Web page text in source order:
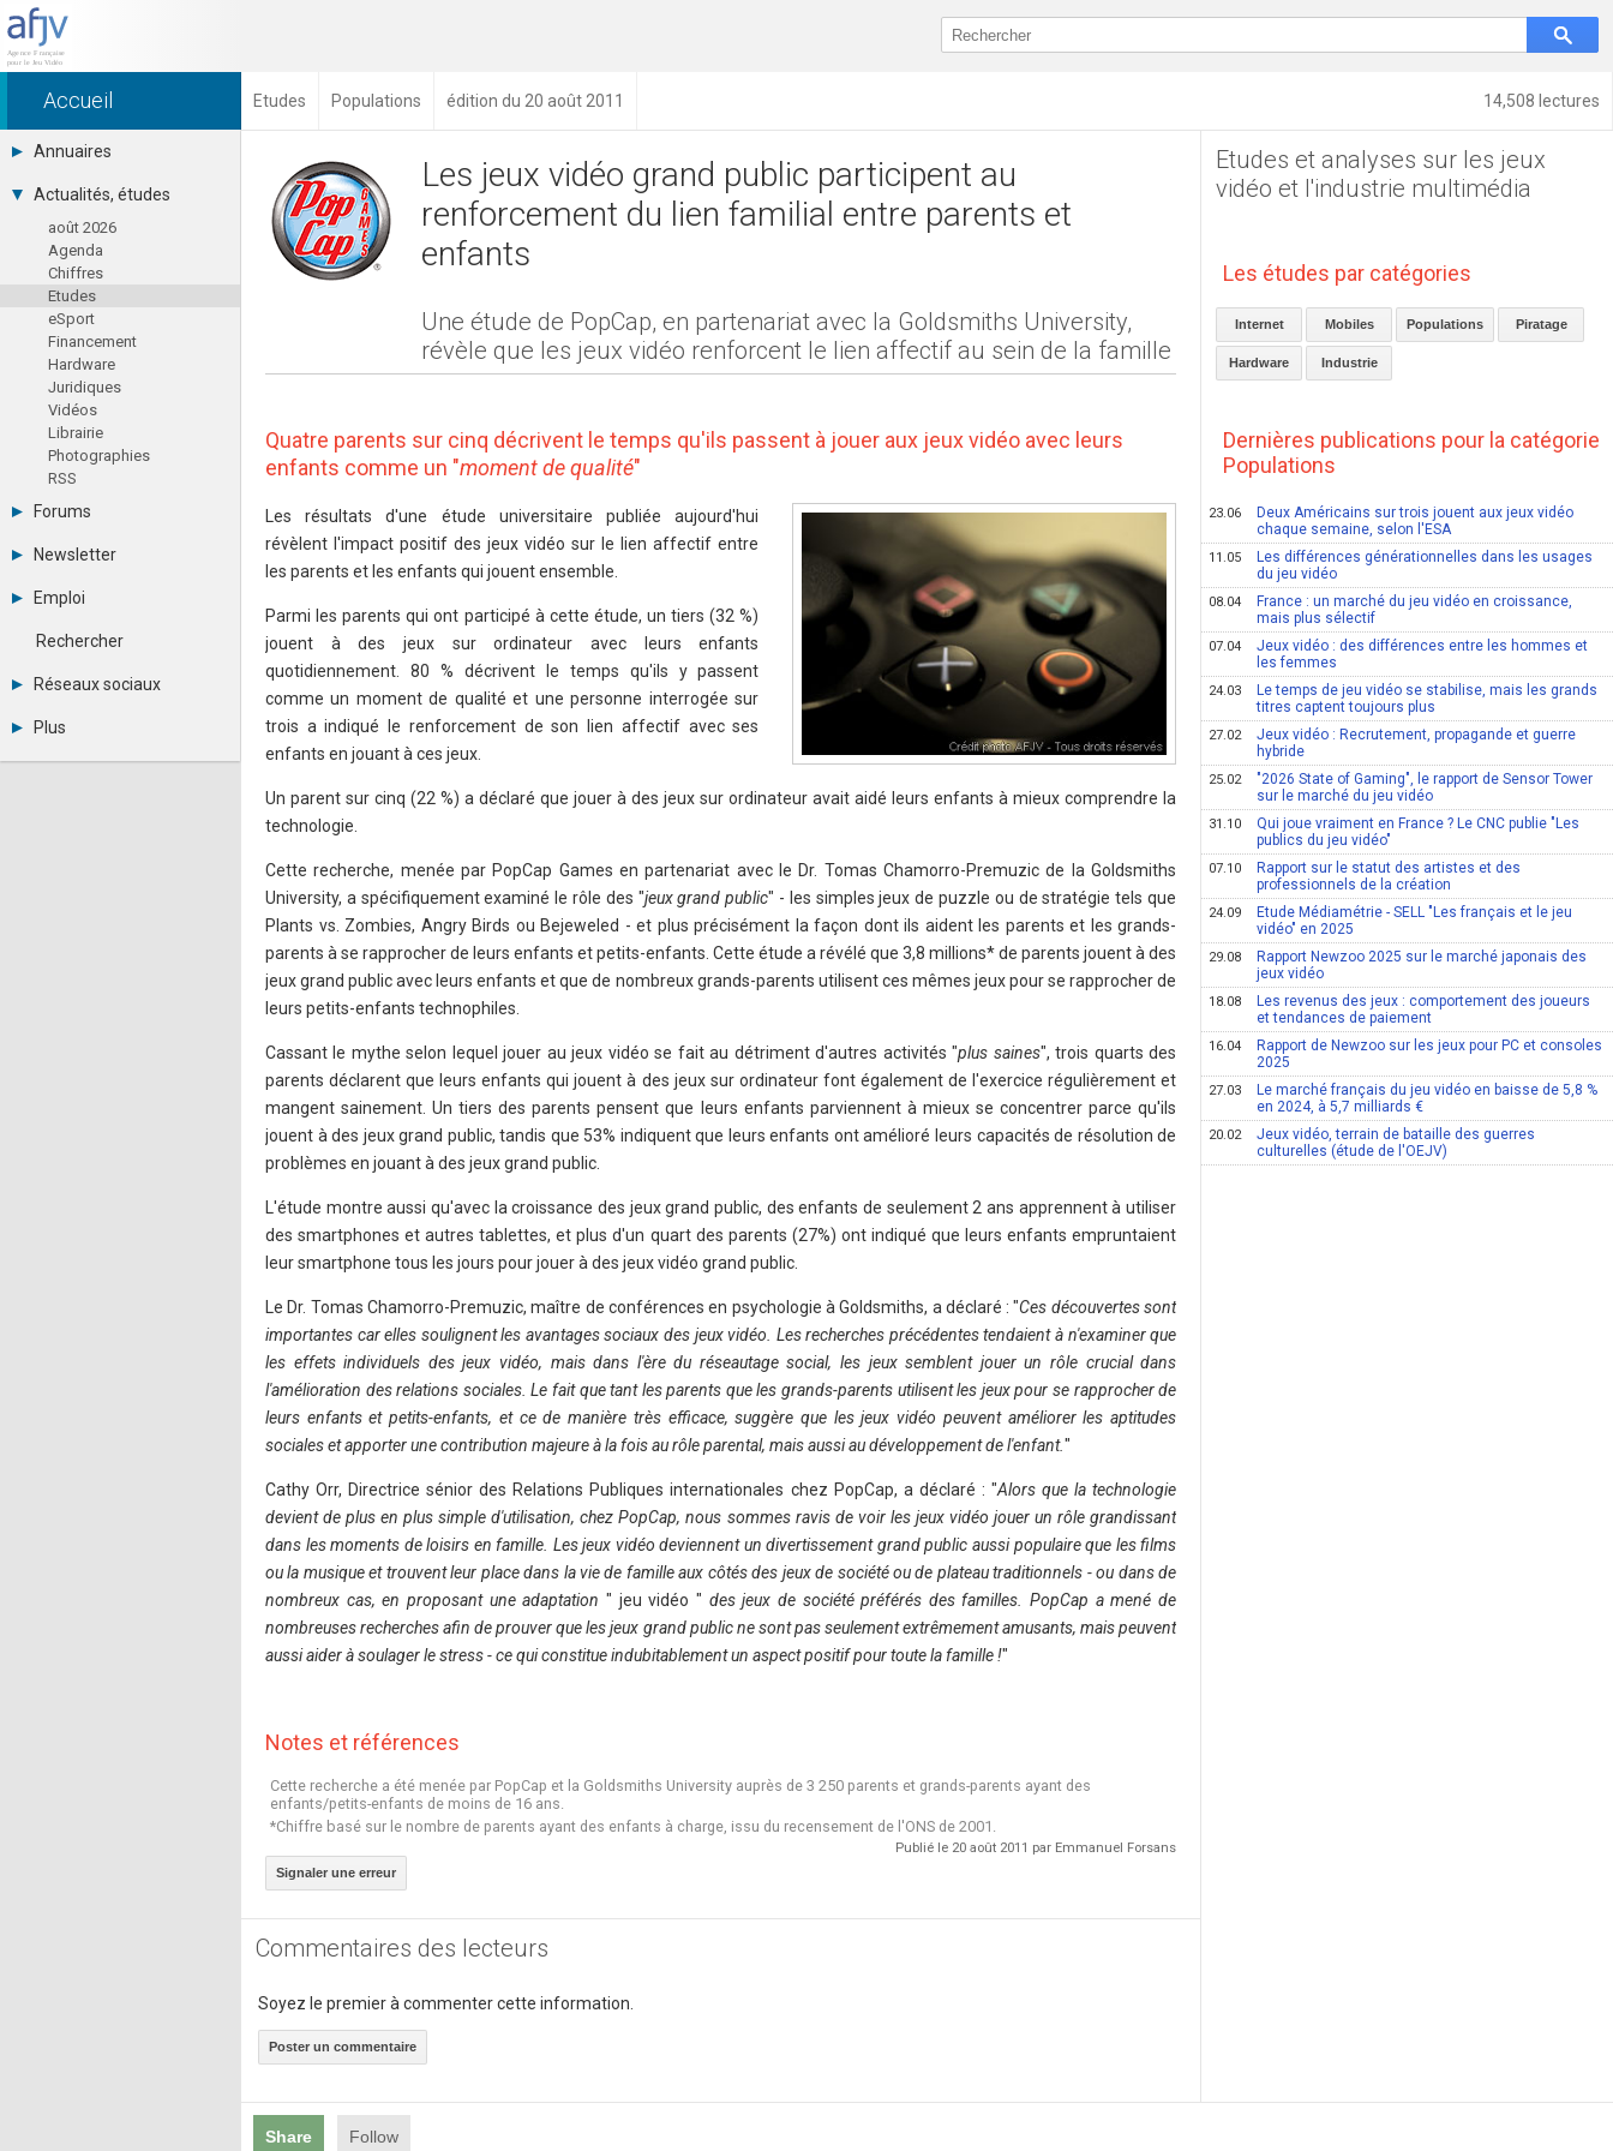
14,508 lectures
Accueil Etudes Populations édition du 20 août 2011
Annuaires
Toutes les sociétés (691)
Studios (418)
Editeurs (49)
Distributeurs (16)
Hard. / Accessoires (10)
Middlewares (15)
Prestataires (99)
Assoc. / Syndicats (21)
Formations / Ecoles (46)
Presse spécialisée (17)
Actualités, études
août 2026
Agenda
Chiffres
Etudes
eSport
Financement
Hardware
Juridiques
Vidéos
Librairie
Photographies
RSS
Forums
Tous les forums
Se connecter
Messages privés
Contacter un modérateur
Newsletter
Archives
Abonnement
Emploi
Consulter les annonces
Observatoire de l'emploi
Rechercher
Réseaux sociaux
LinkedIn
Plus
Annonceurs
Les jeux vidéo grand public participent au
renforcement du lien familial entre parents et
enfants
Une étude de PopCap, en partenariat avec la Goldsmiths University,
révèle que les jeux vidéo renforcent le lien affectif au sein de la famille
Quatre parents sur cinq décrivent le temps qu'ils passent à jouer aux jeux vidéo avec leurs
enfants comme un "moment de qualité"
Les résultats d'une étude universitaire publiée aujourd'hui
révèlent l'impact positif des jeux vidéo sur le lien affectif entre
les parents et les enfants qui jouent ensemble.
Parmi les parents qui ont participé à cette étude, un tiers (32 %)
jouent à des jeux sur ordinateur avec leurs enfants
quotidiennement. 80 % décrivent le temps qu'ils y passent
comme un moment de qualité et une personne interrogée sur
trois a indiqué le renforcement de son lien affectif avec ses
enfants en jouant à ces jeux.
Un parent sur cinq (22 %) a déclaré que jouer à des jeux sur ordinateur avait aidé leurs enfants à mieux comprendre la
technologie.
Cette recherche, menée par PopCap Games en partenariat avec le Dr. Tomas Chamorro-Premuzic de la Goldsmiths
University, a spécifiquement examiné le rôle des "jeux grand public" - les simples jeux de puzzle ou de stratégie tels que
Plants vs. Zombies, Angry Birds ou Bejeweled - et plus précisément la façon dont ils aident les parents et les grands-
parents à se rapprocher de leurs enfants et petits-enfants. Cette étude a révélé que 3,8 millions* de parents jouent à des
jeux grand public avec leurs enfants et que de nombreux grands-parents utilisent ces mêmes jeux pour se rapprocher de
leurs petits-enfants technophiles.
Cassant le mythe selon lequel jouer au jeux vidéo se fait au détriment d'autres activités "plus saines", trois quarts des
parents déclarent que leurs enfants qui jouent à des jeux sur ordinateur font également de l'exercice régulièrement et
mangent sainement. Un tiers des parents pensent que leurs enfants parviennent à mieux se concentrer parce qu'ils
jouent à des jeux grand public, tandis que 53% indiquent que leurs enfants ont amélioré leurs capacités de résolution de
problèmes en jouant à des jeux grand public.
L'étude montre aussi qu'avec la croissance des jeux grand public, des enfants de seulement 2 ans apprennent à utiliser
des smartphones et autres tablettes, et plus d'un quart des parents (27%) ont indiqué que leurs enfants empruntaient
leur smartphone tous les jours pour jouer à des jeux vidéo grand public.
Le Dr. Tomas Chamorro-Premuzic, maître de conférences en psychologie à Goldsmiths, a déclaré : "Ces découvertes sont
importantes car elles soulignent les avantages sociaux des jeux vidéo. Les recherches précédentes tendaient à n'examiner que
les effets individuels des jeux vidéo, mais dans l'ère du réseautage social, les jeux semblent jouer un rôle crucial dans
l'amélioration des relations sociales. Le fait que tant les parents que les grands-parents utilisent les jeux pour se rapprocher de
leurs enfants et petits-enfants, et ce de manière très efficace, suggère que les jeux vidéo peuvent améliorer les aptitudes
sociales et apporter une contribution majeure à la fois au rôle parental, mais aussi au développement de l'enfant."
Cathy Orr, Directrice sénior des Relations Publiques internationales chez PopCap, a déclaré : "Alors que la technologie
devient de plus en plus simple d'utilisation, chez PopCap, nous sommes ravis de voir les jeux vidéo jouer un rôle grandissant
dans les moments de loisirs en famille. Les jeux vidéo deviennent un divertissement grand public aussi populaire que les films
ou la musique et trouvent leur place dans la vie de famille aux côtés des jeux de société ou de plateau traditionnels - ou dans de
nombreux cas, en proposant une adaptation " jeu vidéo " des jeux de société préférés des familles. PopCap a mené de
nombreuses recherches afin de prouver que les jeux grand public ne sont pas seulement extrêmement amusants, mais peuvent
aussi aider à soulager le stress - ce qui constitue indubitablement un aspect positif pour toute la famille !"
Notes et références
Cette recherche a été menée par PopCap et la Goldsmiths University auprès de 3 250 parents et grands-parents ayant des
enfants/petits-enfants de moins de 16 ans.
*Chiffre basé sur le nombre de parents ayant des enfants à charge, issu du recensement de l'ONS de 2001.
Publié le 20 août 2011 par Emmanuel Forsans
Signaler une erreur
Commentaires des lecteurs
Soyez le premier à commenter cette information.
Poster un commentaire
Etudes et analyses sur les jeux
vidéo et l'industrie multimédia
Les études par catégories
Internet Mobiles Populations Piratage
Hardware Industrie
Dernières publications pour la catégorie
Populations
23.06
Deux Américains sur trois jouent aux jeux vidéo
chaque semaine, selon l'ESA
11.05
Les différences générationnelles dans les usages
du jeu vidéo
08.04
France : un marché du jeu vidéo en croissance,
mais plus sélectif
07.04
Jeux vidéo : des différences entre les hommes et
les femmes
24.03
Le temps de jeu vidéo se stabilise, mais les grands
titres captent toujours plus
27.02
Jeux vidéo : Recrutement, propagande et guerre
hybride
25.02
"2026 State of Gaming", le rapport de Sensor Tower
sur le marché du jeu vidéo
31.10
Qui joue vraiment en France ? Le CNC publie "Les
publics du jeu vidéo"
07.10
Rapport sur le statut des artistes et des
professionnels de la création
24.09
Etude Médiamétrie - SELL "Les français et le jeu
vidéo" en 2025
29.08
Rapport Newzoo 2025 sur le marché japonais des
jeux vidéo
18.08
Les revenus des jeux : comportement des joueurs
et tendances de paiement
16.04
Rapport de Newzoo sur les jeux pour PC et consoles
2025
27.03
Le marché français du jeu vidéo en baisse de 5,8 %
en 2024, à 5,7 milliards €
20.02
Jeux vidéo, terrain de bataille des guerres
culturelles (étude de l'OEJV)
Share Follow